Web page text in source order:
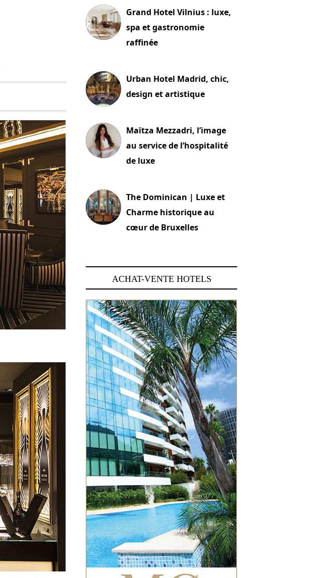
Grand Hotel Vilnius : luxe,
spa et gastronomie
raffinée
Urban Hotel Madrid, chic,
design et artistique
Maïtza Mezzadri, l’image
au service de l’hospitalité
de luxe
The Dominican | Luxe et
Charme historique au
cœur de Bruxelles
ACHAT-VENTE HOTELS